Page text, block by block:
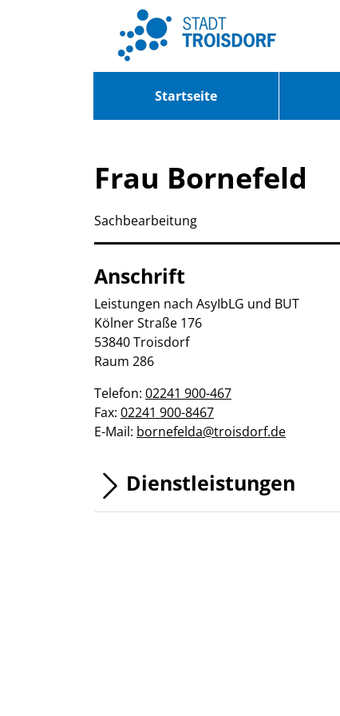
Zum Hauptinhalt springen
Startseite
Frau Bornefeld
Sachbearbeitung
Anschrift
Leistungen nach AsyIbLG und BUT
Kölner Straße 176
53840Troisdorf
Raum 286
Telefon: 02241 900-467
Fax: 02241 900-8467
E-Mail: bornefelda@troisdorf.de
Dienstleistungen